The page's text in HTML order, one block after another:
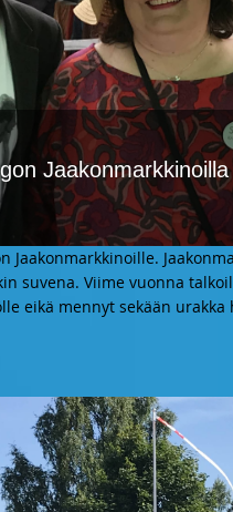
Jaakonmarkkinoille.
suvena. Viime vuonna
eikä mennyt sekään urakka